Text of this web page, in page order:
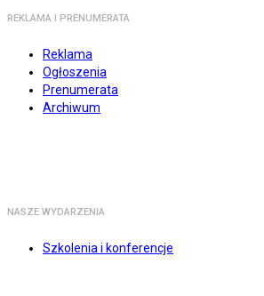
REKLAMA I PRENUMERATA
Reklama
Ogłoszenia
Prenumerata
Archiwum
NASZE WYDARZENIA
Szkolenia i konferencje